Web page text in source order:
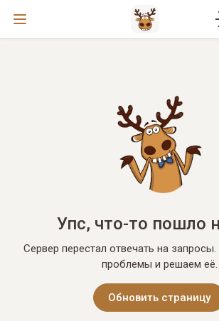
Упс, что-то пошло
Сервер перестал отвечать на
проблемы и решаем её.
Обновить страницу